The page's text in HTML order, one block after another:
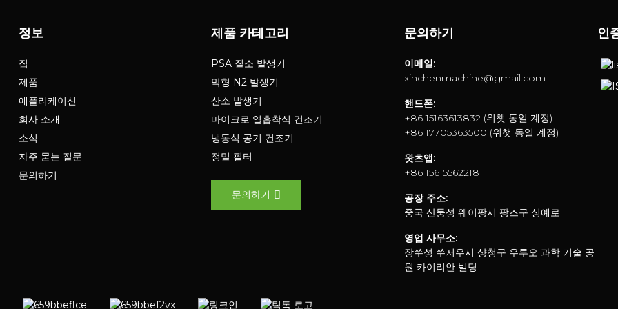
정보
집
제품
애플리케이션
회사 소개
소식
자주 묻는 질문
문의하기
제품 카테고리
PSA 질소 발생기
막형 N2 발생기
산소 발생기
마이크로 열흡착식 건조기
냉동식 공기 건조기
정밀 필터
문의하기
문의하기
이메일:
xinchenmachine@gmail.com
핸드폰:
+86 15163613832 (위챗 동일 계정)
+86 17705363500 (위챗 동일 계정)
왓츠앱:
+86 15615562218
공장 주소:
중국 산둥성 웨이팡시 팡즈구 싱예로
영업 사무소:
장쑤성 쑤저우시 샹청구 우루오 과학 기술 공
원 카이리안 빌딩
인